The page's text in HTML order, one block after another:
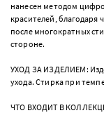
нанесен методом
красителей, благодаря
после многократных
стороне.
УХОД ЗА ИЗДЕЛИЕМ:
ухода. Стирка при
ЧТО ВХОДИТ В